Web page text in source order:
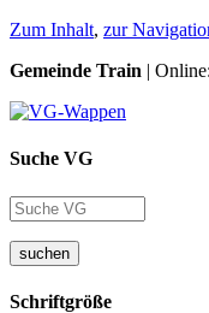
Zum Inhalt, zur
Gemeinde Train |
Suche VG
suchen
Schriftgröße